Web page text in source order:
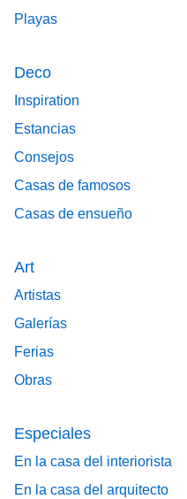
Playas
Deco
Inspiration
Estancias
Consejos
Casas de famosos
Casas de ensueño
Art
Artistas
Galerías
Ferias
Obras
Especiales
En la casa del interiorista
En la casa del arquitecto